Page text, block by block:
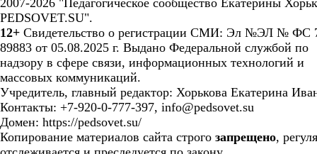
2007-2026 "Педагогическое сообщество Екатерины
PEDSOVET.SU".
12+ Свидетельство о регистрации СМИ: Эл №ЭЛ № ФС
89883 от 05.08.2025 г. Выдано Федеральной службой по
надзору в сфере связи, информационных технологий и
массовых коммуникаций.
Учредитель, главный редактор: Хорькова Екатерина
Контакты: +7-920-0-777-397, info@pedsovet.su
Домен: https://pedsovet.su/
Копирование материалов сайта строго запрещено,